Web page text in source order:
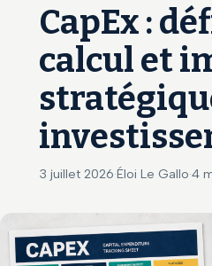
CapEx :
calcul et
3 juillet 2026·Éloi Le Gallo·4